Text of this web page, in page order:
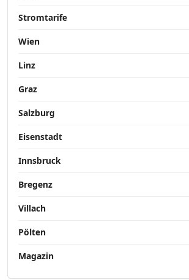
Stromtarife
Wien
Linz
Graz
Salzburg
Eisenstadt
Innsbruck
Bregenz
Villach
Pölten
Magazin